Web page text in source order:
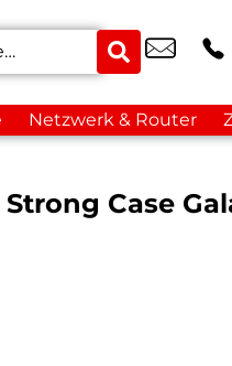
Netzwerk & Router
Case